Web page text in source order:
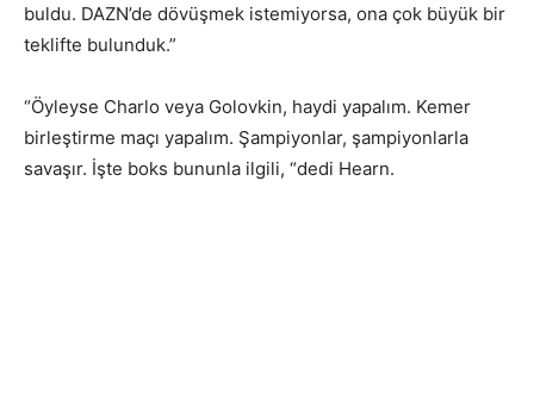
buldu. DAZN’de dövüşmek istemiyorsa, ona çok büyük bir
teklifte bulunduk.”
“Öyleyse Charlo veya Golovkin, haydi yapalım. Kemer
birleştirme maçı yapalım. Şampiyonlar, şampiyonlarla
savaşır. İşte boks bununla ilgili, “dedi Hearn.